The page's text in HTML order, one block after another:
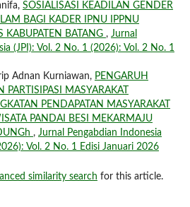
SOSIALISASI KEADILAN GENDER
BAGI KADER IPNU IPPNU
KABUPATEN BATANG , Jurnal
(JPI): Vol. 2 No. 1 (2026): Vol. 2 No. 1
Adnan Kurniawan, PENGARUH
PARTISIPASI MASYARAKAT
PENDAPATAN MASYARAKAT
PANDAI BESI MEKARMAJU
, Jurnal Pengabdian Indonesia
Vol. 2 No. 1 Edisi Januari 2026
similarity search for this article.